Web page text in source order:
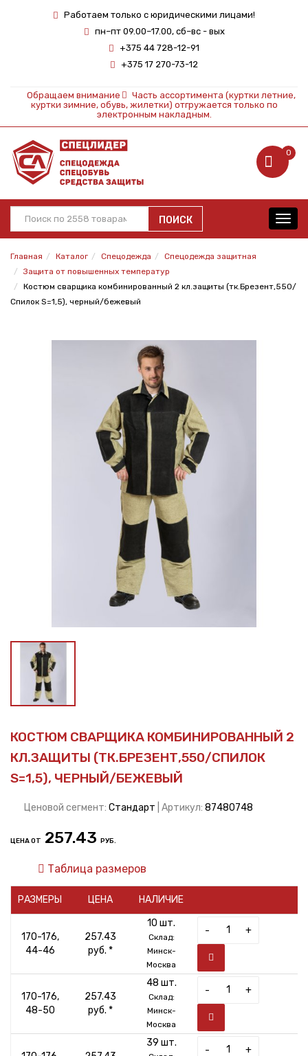
Работаем только с юридическими лицами!
пн–пт 09.00–17.00, сб–вс - вых
+375 44 728-12-91
+375 17 270-73-12
Обращаем внимание
Часть ассортимента (куртки летние,
куртки зимние, обувь, жилетки) отгружается только по
электронным накладным.
0
ПОИСК
Главная Каталог Спецодежда
Спецодежда защитная
Защита от повышенных температур
Костюм сварщика комбинированный 2 кл.защиты (тк.Брезент,550/
Спилок S=1,5), черный/бежевый
КОСТЮМ СВАРЩИКА КОМБИНИРОВАННЫЙ 2
КЛ.ЗАЩИТЫ (ТК.БРЕЗЕНТ,550/СПИЛОК
S=1,5), ЧЕРНЫЙ/БЕЖЕВЫЙ
Ценовой сегмент: Стандарт | Артикул: 87480748
ЦЕНА ОТ 257.43 РУБ.
Таблица размеров
РАЗМЕРЫ ЦЕНА НАЛИЧИЕ
170-176,
44-46
257.43
руб. *
10 шт.
Склад:
Минск-
Москва
- +
170-176,
48-50
257.43
руб. *
48 шт.
Склад:
Минск-
Москва
- +
39 шт.
- +